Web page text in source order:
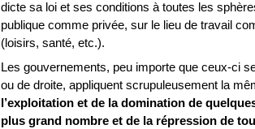
dicte sa loi et ses conditions à toutes les
publique comme privée, sur le lieu de travail
(loisirs, santé, etc.).
Les gouvernements, peu importe que ceux-ci
ou de droite, appliquent scrupuleusement la
l’exploitation et de la domination de
plus grand nombre et de la répression de